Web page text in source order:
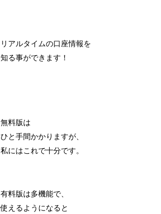
リアルタイムの口座情報を
知る事ができます！
無料版は
ひと手間かかりますが、
私にはこれで十分です。
有料版は多機能で、
使えるようになると